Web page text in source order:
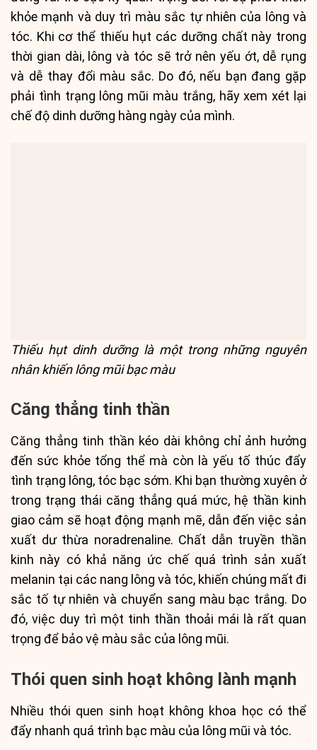
khỏe mạnh và duy trì màu sắc tự nhiên của lông và
tóc. Khi cơ thể thiếu hụt các dưỡng chất này trong
thời gian dài, lông và tóc sẽ trở nên yếu ớt, dễ rụng
và dễ thay đổi màu sắc. Do đó, nếu bạn đang gặp
phải tình trạng lông mũi màu trắng, hãy xem xét lại
chế độ dinh dưỡng hàng ngày của mình.
Thiếu hụt dinh dưỡng là một trong những nguyên
nhân khiến lông mũi bạc màu
Căng thẳng tinh thần
Căng thẳng tinh thần kéo dài không chỉ ảnh hưởng
đến sức khỏe tổng thể mà còn là yếu tố thúc đẩy
tình trạng lông, tóc bạc sớm. Khi bạn thường xuyên ở
trong trạng thái căng thẳng quá mức, hệ thần kinh
giao cảm sẽ hoạt động mạnh mẽ, dẫn đến việc sản
xuất dư thừa noradrenaline. Chất dẫn truyền thần
kinh này có khả năng ức chế quá trình sản xuất
melanin tại các nang lông và tóc, khiến chúng mất đi
sắc tố tự nhiên và chuyển sang màu bạc trắng. Do
đó, việc duy trì một tinh thần thoải mái là rất quan
trọng để bảo vệ màu sắc của lông mũi.
Thói quen sinh hoạt không lành mạnh
Nhiều thói quen sinh hoạt không khoa học có thể
đẩy nhanh quá trình bạc màu của lông mũi và tóc.